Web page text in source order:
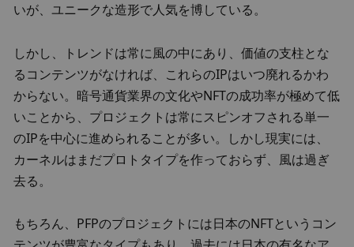
いが、ユニークな造形で人気を博している。
しかし、トレンドは常に風の中にあり、価値の支柱とな
るコンテンツがなければ、これらのIPはいつ廃れるかわ
からない。暗号通貨業界の文化やNFTの成功率が極めて低
いことから、プロジェクトは常にスピンオフされる単一
のIPを中心に進められることが多い。しかし現実には、
カーネルはまだプロトタイプを作っておらず、風は過ぎ
去る。
もちろん、PFPのプロジェクトには日本のNFTというコン